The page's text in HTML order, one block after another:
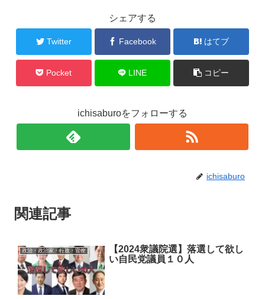
シェアする
Twitter Facebook はてブ
Pocket LINE コピー
ichisaburoをフォローする
ichisaburo
関連記事
政治・政治家・行政・官僚
【2024衆議院選】落選して欲し
い自民党議員１０人